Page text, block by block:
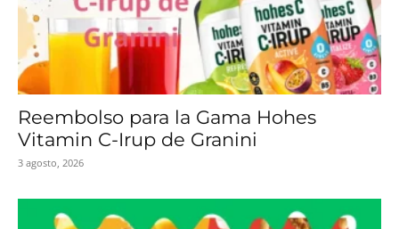
Reembolso para la Gama Hohes
Vitamin C-Irup de Granini
3 agosto, 2026